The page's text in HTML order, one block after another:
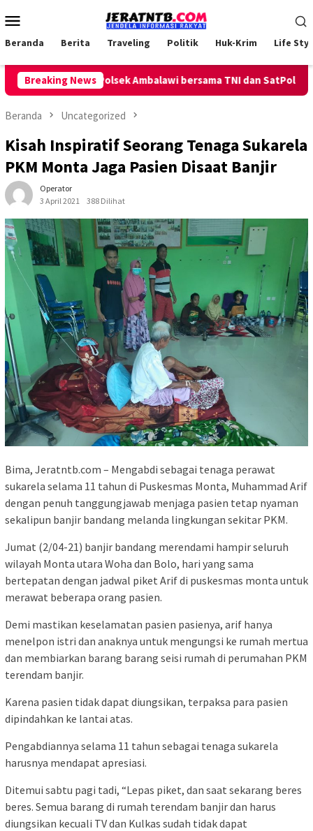
ke
Mobile
Beranda Berita Traveling Politik Huk-Krim Life
Breaking News
Keliling, Polsek Ambalawi bersama TNI dan SatPolPP Sita
Beranda Uncategorized
Kisah Inspiratif Seorang Tenaga Sukarela
PKM Monta Jaga Pasien Disaat Banjir
Operator
3 April 2021
388 Dilihat
Bima, Jeratntb.com – Mengabdi sebagai tenaga perawat
sukarela selama 11 tahun di Puskesmas Monta, Muhammad Arif
dengan penuh tanggungjawab menjaga pasien tetap nyaman
sekalipun banjir bandang melanda lingkungan sekitar PKM.
Jumat (2/04-21) banjir bandang merendami hampir seluruh
wilayah Monta utara Woha dan Bolo, hari yang sama
bertepatan dengan jadwal piket Arif di puskesmas monta untuk
merawat beberapa orang pasien.
Demi mastikan keselamatan pasien pasienya, arif hanya
menelpon istri dan anaknya untuk mengungsi ke rumah mertua
dan membiarkan barang barang seisi rumah di perumahan PKM
terendam banjir.
Karena pasien tidak dapat diungsikan, terpaksa para pasien
dipindahkan ke lantai atas.
Pengabdiannya selama 11 tahun sebagai tenaga sukarela
harusnya mendapat apresiasi.
Ditemui sabtu pagi tadi, “Lepas piket, dan saat sekarang beres
beres. Semua barang di rumah terendam banjir dan harus
diungsikan kecuali TV dan Kulkas sudah tidak dapat